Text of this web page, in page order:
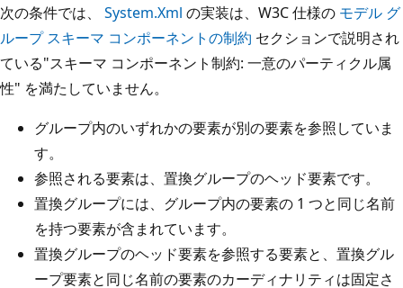
次の条件では、 System.Xml の実装は、W3C 仕様の モデル グ
ループ スキーマ コンポーネントの制約 セクションで説明され
ている"スキーマ コンポーネント制約: 一意のパーティクル属
性" を満たしていません。
グループ内のいずれかの要素が別の要素を参照していま
す。
参照される要素は、置換グループのヘッド要素です。
置換グループには、グループ内の要素の 1 つと同じ名前
を持つ要素が含まれています。
置換グループのヘッド要素を参照する要素と、置換グル
ープ要素と同じ名前の要素のカーディナリティは固定さ